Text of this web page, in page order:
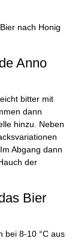
nach Honig
Anno
bitter mit
dann
hinzu. Neben
Abgang dann
der
Bier
bei 8-10 °C aus